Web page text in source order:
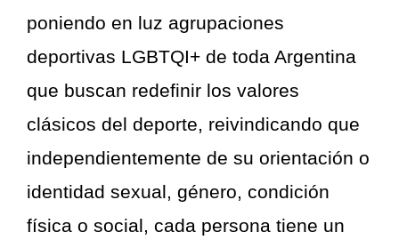
poniendo en luz agrupaciones
deportivas LGBTQI+ de toda Argentina
que buscan redefinir los valores
clásicos del deporte, reivindicando que
independientemente de su orientación o
identidad sexual, género, condición
física o social, cada persona tiene un